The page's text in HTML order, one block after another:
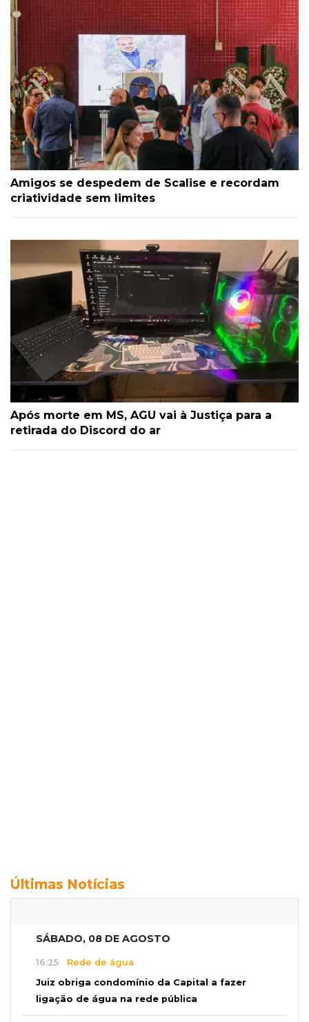
Amigos se despedem de Scalise e recordam
criatividade sem limites
Após morte em MS, AGU vai à Justiça para a
retirada do Discord do ar
Últimas Notícias
SÁBADO, 08 DE AGOSTO
16:25 Rede de água
Juiz obriga condomínio da Capital a fazer
ligação de água na rede pública